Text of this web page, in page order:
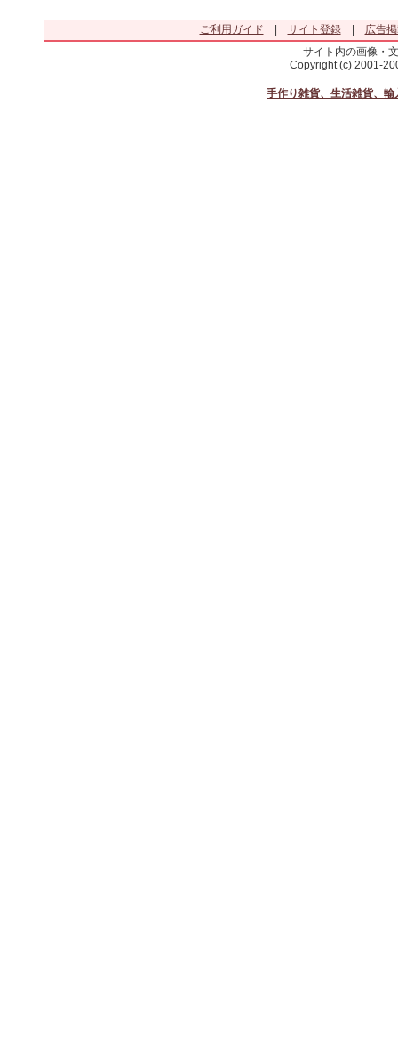
ご利用ガイド サイト登録|
広告
サイト内の画像・
Copyright (c) 2001-
手作り雑貨、生活雑貨、